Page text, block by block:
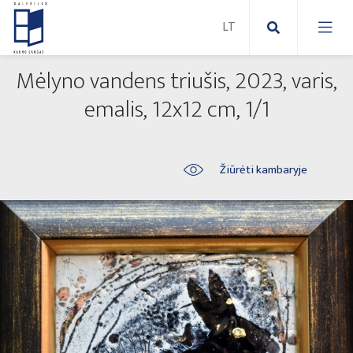
Nauji paveikslai
Modernūs paveikslai
Paveikslai ant drobės
Paveikslai ant popieriaus
Liaudies skulptūros
Parodos 2025
Mėlyno vandens triušis, 2023, varis,
emalis, 12x12 cm, 1/1
Žiūrėti kambaryje